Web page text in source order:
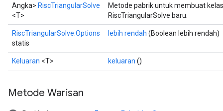
Angka> RiscTriangularSolve
<T>
Metode pabrik untuk membuat
RiscTriangularSolve baru.
RiscTriangularSolve.Options
statis
lebih rendah (Boolean lebih rendah)
Keluaran <T> keluaran ()
Metode Warisan